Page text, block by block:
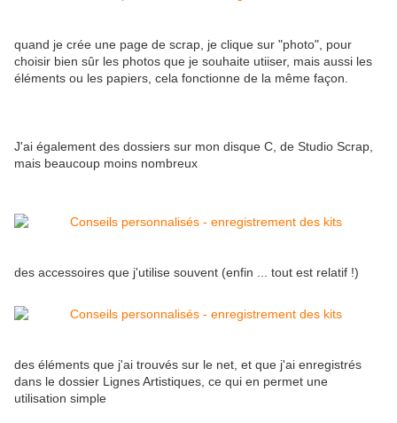
quand je crée une page de scrap, je clique sur "photo", pour
choisir bien sûr les photos que je souhaite utiiser, mais aussi les
éléments ou les papiers, cela fonctionne de la même façon.
J'ai également des dossiers sur mon disque C, de Studio Scrap,
mais beaucoup moins nombreux
des accessoires que j'utilise souvent (enfin ... tout est relatif !)
des éléments que j'ai trouvés sur le net, et que j'ai enregistrés
dans le dossier Lignes Artistiques, ce qui en permet une
utilisation simple